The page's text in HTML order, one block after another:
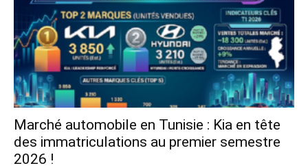
Marché automobile en Tunisie : Kia en tête
des immatriculations au premier semestre
2026 !